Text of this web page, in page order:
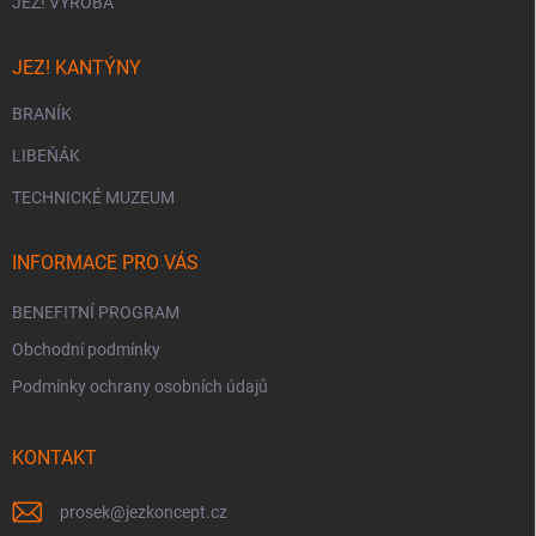
JEZ! KANTÝNY
BRANÍK
LIBEŇÁK
TECHNICKÉ MUZEUM
INFORMACE PRO VÁS
BENEFITNÍ PROGRAM
Obchodní podmínky
Podmínky ochrany osobních údajů
KONTAKT
prosek@jezkoncept.cz